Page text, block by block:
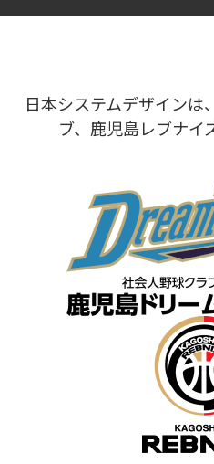
日本システムデザインは
ブ、鹿児島レブナイ